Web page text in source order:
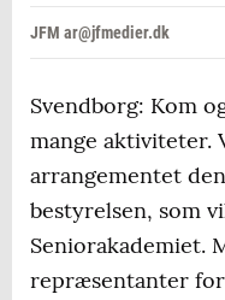
JFM ar@jfmedier.dk
Svendborg: Kom
mange aktiviteter.
arrangementet
bestyrelsen, som
Seniorakademiet.
repræsentanter